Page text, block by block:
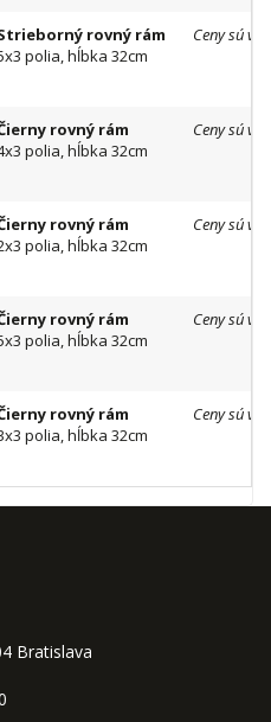
rovný rám
polia, hĺbka 32cm
Ceny sú
rovný rám
polia, hĺbka 32cm
Ceny sú
rovný rám
polia, hĺbka 32cm
Ceny sú
rovný rám
polia, hĺbka 32cm
Ceny sú
rovný rám
polia, hĺbka 32cm
Ceny sú
Bratislava